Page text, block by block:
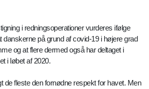
i redningsoperationer vurderes ifølge
danskerne på grund af covid-19 i højere grad
og at flere dermed også har deltaget i
i løbet af 2020.
de fleste den fornødne respekt for havet. Men